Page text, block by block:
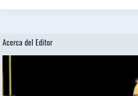
Acerca del Editor
de
vídeo